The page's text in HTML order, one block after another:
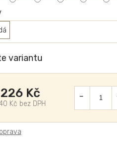
variantu
Kč
Kč bez DPH